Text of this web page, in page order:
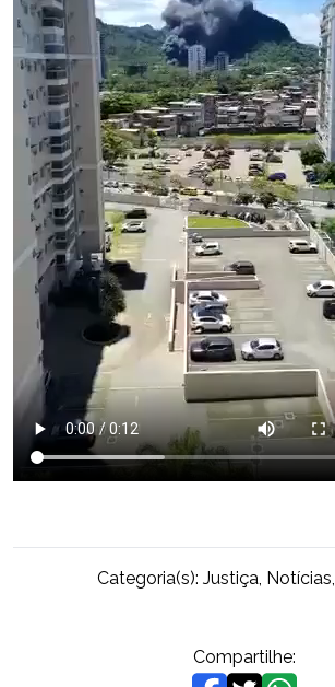
Categoria(s): Justiça, Notícias,
Compartilhe: